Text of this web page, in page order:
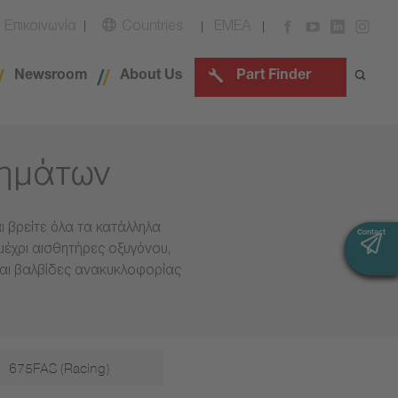
Επικοινωνία Countries EMEA
Newsroom About Us Part Finder
όλα τα κατάλληλα
αισθητήρες οξυγόνου,
βαλβίδες ανακυκλοφορίας
675FAS (Racing)
Contact
Contact